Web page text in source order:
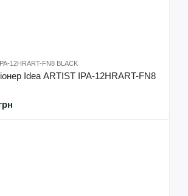
12HRART-FN8 BLACK
Idea ARTIST IPA-12HRART-FN8